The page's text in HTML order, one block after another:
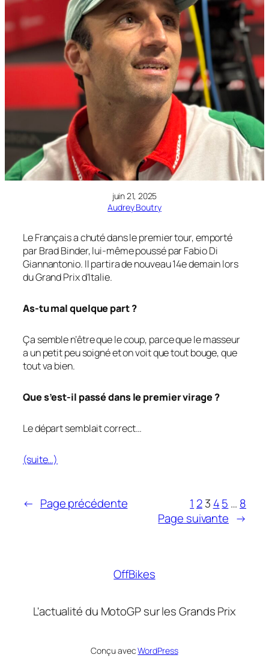
juin 21, 2025
Audrey Boutry
Le Français a chuté dans le premier tour, emporté
par Brad Binder, lui-même poussé par Fabio Di
Giannantonio. Il partira de nouveau 14e demain lors
du Grand Prix d’Italie.
As-tu mal quelque part ?
Ça semble n’être que le coup, parce que le masseur
a un petit peu soigné et on voit que tout bouge, que
tout va bien.
Que s’est-il passé dans le premier virage ?
Le départ semblait correct…
(suite…)
← Page précédente 1 23 45 … 8
Page suivante →
OffBikes
L'actualité du MotoGP sur les Grands Prix
Conçu avecWordPress